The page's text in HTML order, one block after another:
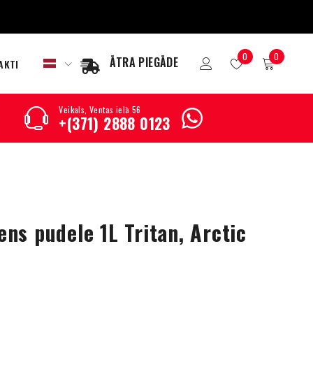
ĀTRA PIEGĀDE 0 0
Veikals, Ventas ielā 56
+(371) 2888 0123
pudele 1L Tritan, Arctic